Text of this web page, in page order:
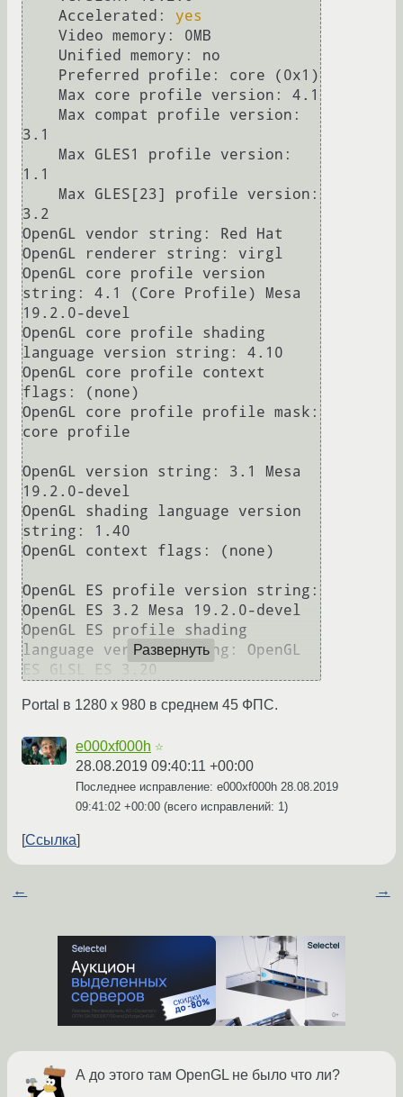
    Accelerated:
yes
3.1
1.1
3.2
OpenGL vendor string: Red Hat
OpenGL renderer string: virgl
OpenGL core profile version
string: 4.1 (Core Profile) Mesa
19.2.0-devel
OpenGL core profile shading
language version string: 4.10
OpenGL core profile context
flags: (none)
OpenGL core profile profile mask:
core profile
OpenGL version string: 3.1 Mesa
19.2.0-devel
OpenGL shading language version
string: 1.40
OpenGL context flags: (none)
OpenGL ES profile version string:
OpenGL ES 3.2 Mesa 19.2.0-devel
OpenGL ES profile shading
language version string: OpenGL
Развернуть
Portal в 1280 x 980 в среднем 45 ФПС.
e000xf000h ☆
28.08.2019 09:40:11 +00:00
Последнее исправление: e000xf000h 28.08.2019
09:41:02 +00:00 (всего исправлений: 1)
Ссылка
← →
А до этого там OpenGL не было что ли?